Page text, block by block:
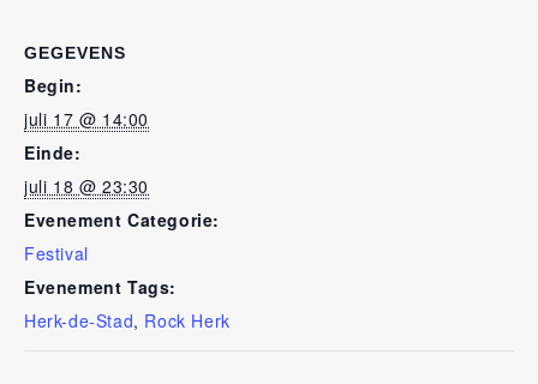
GEGEVENS
Begin:
juli 17 @ 14:00
Einde:
juli 18 @ 23:30
Evenement Categorie:
Festival
Evenement Tags:
Herk-de-Stad, Rock Herk